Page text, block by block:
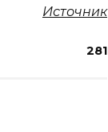
Источник
281